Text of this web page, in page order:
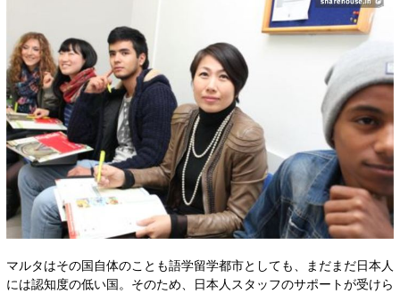
マルタはその国自体のことも語学留学都市としても、まだまだ日本人
には認知度の低い国。そのため、日本人スタッフのサポートが受けら